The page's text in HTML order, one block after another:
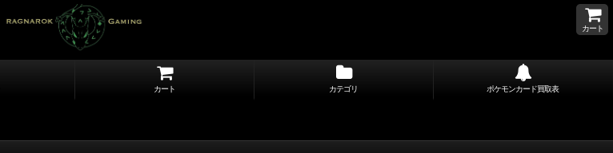
カート
カート カテゴリ ポケモンカード買取表